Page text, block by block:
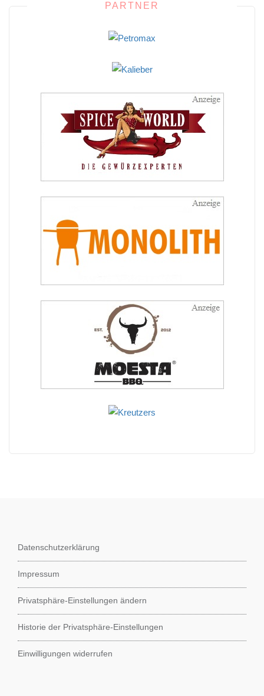
PARTNER
Datenschutzerklärung
Impressum
Privatsphäre-Einstellungen ändern
Historie der Privatsphäre-Einstellungen
Einwilligungen widerrufen